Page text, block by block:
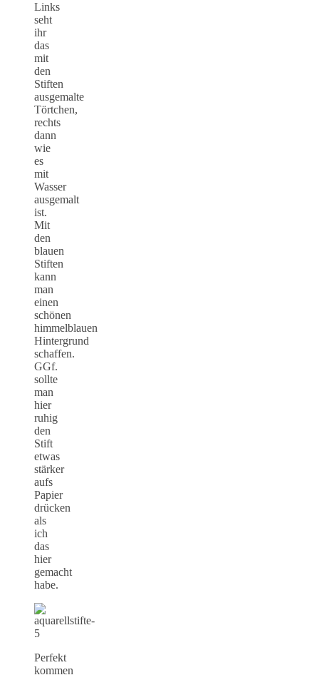
Links
seht
ihr
das
mit
den
Stiften
ausgemalte
Törtchen,
rechts
dann
wie
es
mit
Wasser
ausgemalt
ist.
Mit
den
blauen
Stiften
kann
man
einen
schönen
himmelblauen
Hintergrund
schaffen.
GGf.
sollte
man
hier
ruhig
den
Stift
etwas
stärker
aufs
Papier
drücken
als
ich
das
hier
gemacht
habe.
Perfekt
kommen